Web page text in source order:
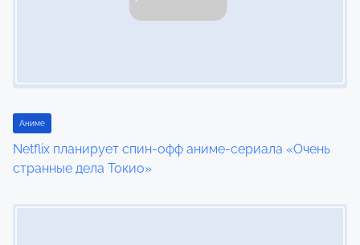
Аниме
Netflix планирует спин-офф аниме-сериала «Очень
странные дела Токио»